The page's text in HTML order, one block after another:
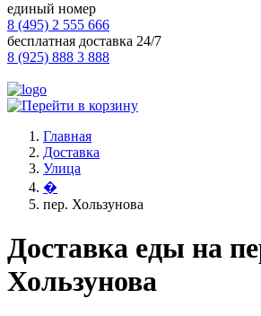
единый номер
8 (495) 2 555 666
бесплатная доставка 24/7
8 (925) 888 3 888
Главная
Доставка
Улица
�
пер. Хользунова
Доставка еды на
Хользунова